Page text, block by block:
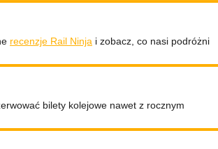
recenzje Rail Ninja i zobacz, co nasi podróżni
bilety kolejowe nawet z rocznym